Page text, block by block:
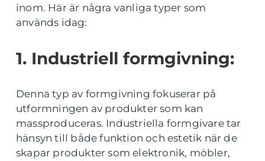
inom. Här är några vanliga typer som
används idag:
1. Industriell formgivning:
Denna typ av formgivning fokuserar på
utformningen av produkter som kan
massproduceras. Industriella formgivare tar
hänsyn till både funktion och estetik när de
skapar produkter som elektronik, möbler,